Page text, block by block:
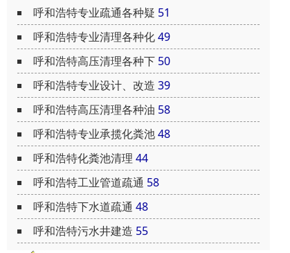
呼和浩特专业疏通各种疑 51
呼和浩特专业清理各种化49
呼和浩特高压清理各种下 50
呼和浩特专业设计、改造 39
呼和浩特高压清理各种油 58
呼和浩特专业承揽化粪池48
呼和浩特化粪池清理 44
呼和浩特工业管道疏通 58
呼和浩特下水道疏通 48
呼和浩特污水井建造 55